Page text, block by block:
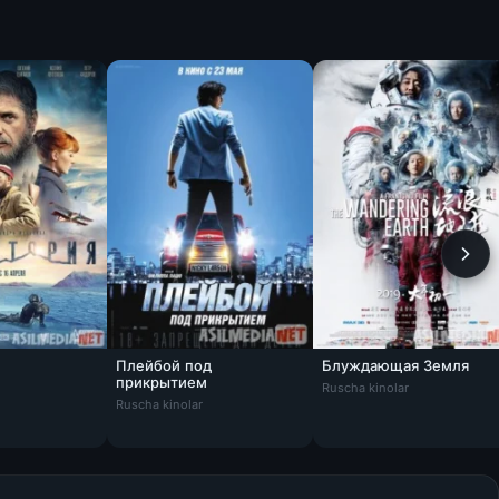
IX
Плейбой под
прикрытием
Плейбой под прикрытием Tas-IX
Ruscha kinolar
Блуждающая Земля
Блуждающая Земля /
Ruscha kinolar